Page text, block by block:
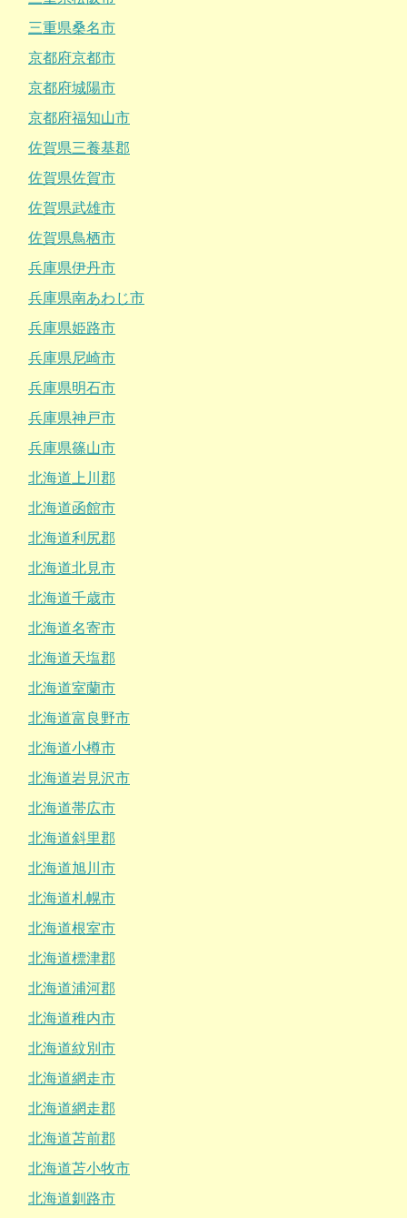
三重県桑名市
京都府京都市
京都府城陽市
京都府福知山市
佐賀県三養基郡
佐賀県佐賀市
佐賀県武雄市
佐賀県鳥栖市
兵庫県伊丹市
兵庫県南あわじ市
兵庫県姫路市
兵庫県尼崎市
兵庫県明石市
兵庫県神戸市
兵庫県篠山市
北海道上川郡
北海道函館市
北海道利尻郡
北海道北見市
北海道千歳市
北海道名寄市
北海道天塩郡
北海道室蘭市
北海道富良野市
北海道小樽市
北海道岩見沢市
北海道帯広市
北海道斜里郡
北海道旭川市
北海道札幌市
北海道根室市
北海道標津郡
北海道浦河郡
北海道稚内市
北海道紋別市
北海道網走市
北海道網走郡
北海道苫前郡
北海道苫小牧市
北海道釧路市